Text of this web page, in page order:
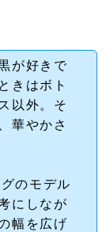
が好きで
きはボト
以外。そ
華やかさ
のモデル
にしなが
幅を広げ